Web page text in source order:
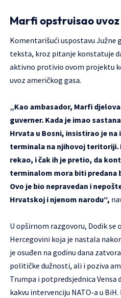
Marfi opstruisao
Komentarišući uspostavu Južne
teksta, kroz pitanje konstatuje
aktivno protivio ovom projektu
uvoz američkog gasa.
„Kao ambasador, Marfi
guverner. Kada je imao
Hrvata u Bosni, insistirao je na
terminala na njihovoj teritoriji.
rekao, i čak ih je pretio, da
terminalom mora biti predana
Ovo je bio nepravedan i
Hrvatskoj i njenom narodu“,
U opširnom razgovoru, Dodik se
Hercegovini koja je nastala
je osuđen na godinu dana
političke dužnosti, ali i poziva
Trumpa i potpredsjednica Vensa
kakvu intervenciju NATO-a u BiH.